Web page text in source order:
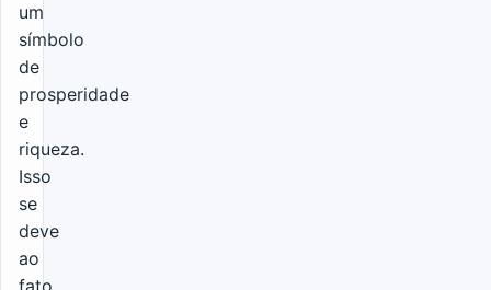
um
símbolo
de
prosperidade
e
riqueza.
Isso
se
deve
ao